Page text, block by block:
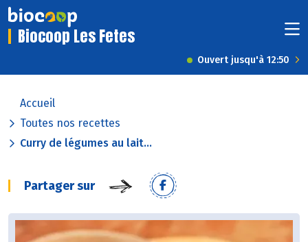
Biocoop Les Fetes
Ouvert jusqu'à 12:50
Accueil
Toutes nos recettes
Curry de légumes au lait...
Partager sur